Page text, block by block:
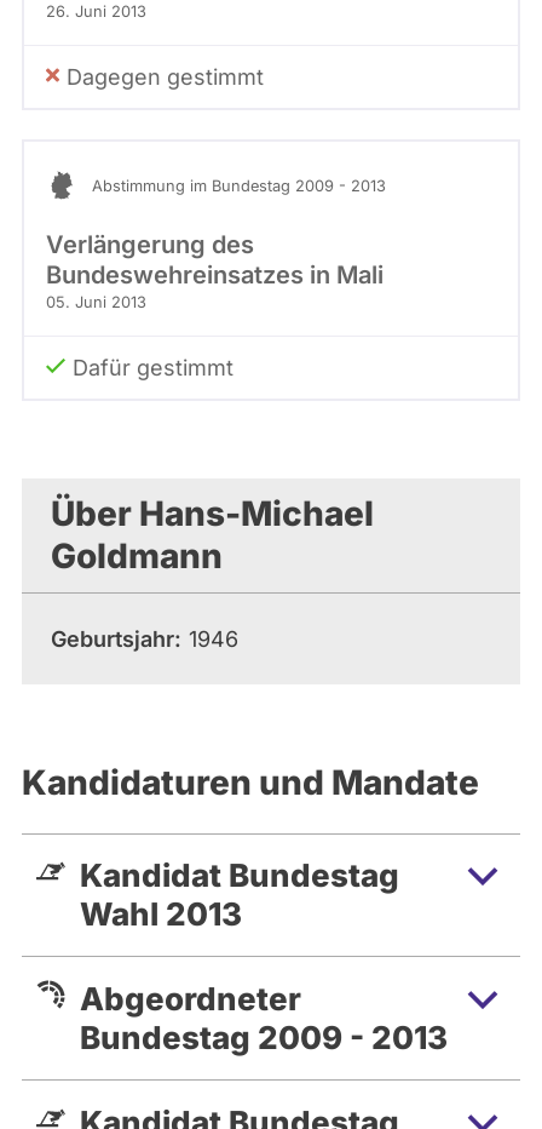
26. Juni 2013
Dagegen gestimmt
Abstimmung im Bundestag 2009 - 2013
Verlängerung des
Bundeswehreinsatzes in Mali
05. Juni 2013
Dafür gestimmt
Über Hans-Michael
Goldmann
Geburtsjahr 1946
Kandidaturen und Mandate
Kandidat Bundestag
Wahl 2013
Abgeordneter
Bundestag 2009 - 2013